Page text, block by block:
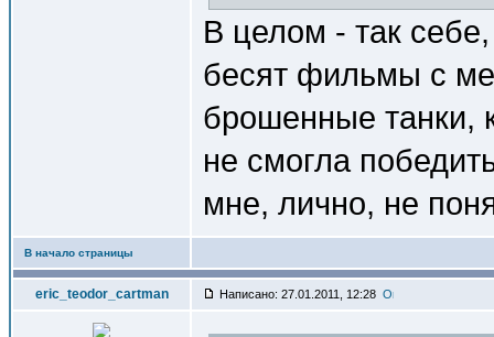
В целом - так
бесят фильмы с
брошенные танки,
не смогла
мне, лично, не
В начало страницы
eric_teodor_cartman Написано: 27.01.2011, 12:28